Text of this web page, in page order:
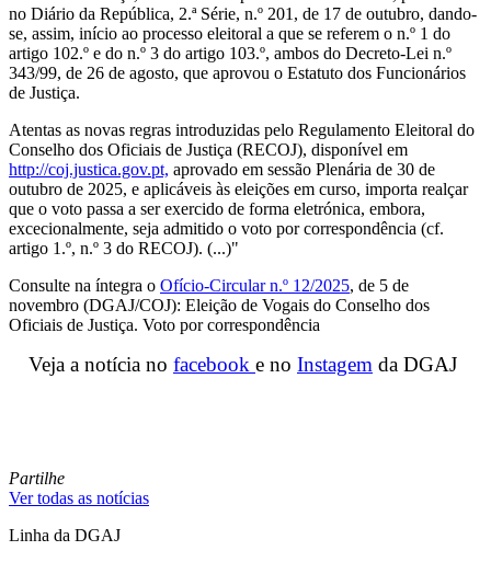
no Diário da República, 2.ª Série, n.º 201, de 17 de outubro, dando-
se, assim, início ao processo eleitoral a que se referem o n.º 1 do
artigo 102.º e do n.º 3 do artigo 103.º, ambos do Decreto-Lei n.º
343/99, de 26 de agosto, que aprovou o Estatuto dos Funcionários
de Justiça.
Atentas as novas regras introduzidas pelo Regulamento Eleitoral do
Conselho dos Oficiais de Justiça (RECOJ), disponível em
http://coj.justica.gov.pt, aprovado em sessão Plenária de 30 de
outubro de 2025, e aplicáveis às eleições em curso, importa realçar
que o voto passa a ser exercido de forma eletrónica, embora,
excecionalmente, seja admitido o voto por correspondência (cf.
artigo 1.º, n.º 3 do RECOJ). (...)"
Consulte na íntegra o Ofício-Circular n.º 12/2025, de 5 de
novembro (DGAJ/COJ): Eleição de Vogais do Conselho dos
Oficiais de Justiça. Voto por correspondência
Veja a notícia no facebook e no Instagem da DGAJ
Partilhe
Ver todas as notícias
Linha da DGAJ